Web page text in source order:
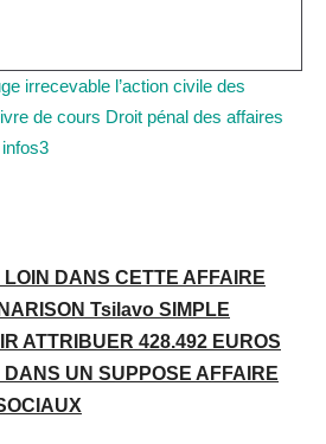
irrecevable l’action civile des
de cours Droit pénal des affaires
infos3
DANS CETTE AFFAIRE
Tsilavo SIMPLE
ATTRIBUER 428.492 EUROS
DANS UN SUPPOSE AFFAIRE